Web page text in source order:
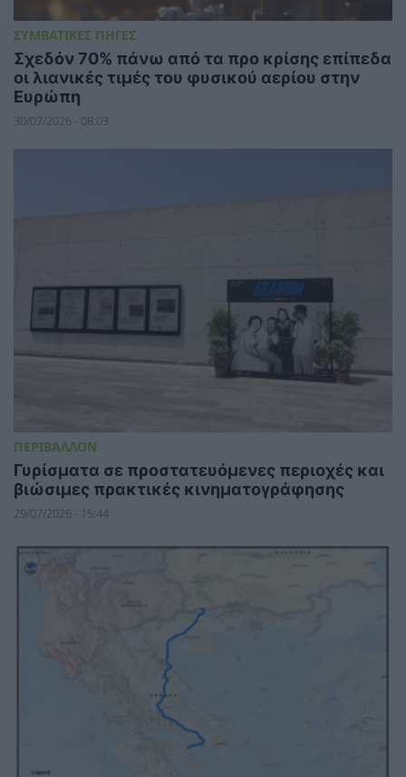
ΣΥΜΒΑΤΙΚΕΣ ΠΗΓΕΣ
Σχεδόν 70% πάνω από τα προ κρίσης επίπεδα
οι λιανικές τιμές του φυσικού αερίου στην
Ευρώπη
30/07/2026 - 08:03
ΠΕΡΙΒΑΛΛΟΝ
Γυρίσματα σε προστατευόμενες περιοχές και
βιώσιμες πρακτικές κινηματογράφησης
29/07/2026 - 15:44